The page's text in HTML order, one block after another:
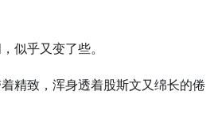
似乎又变了些。
精致，浑身透着股斯文又绵长的倦